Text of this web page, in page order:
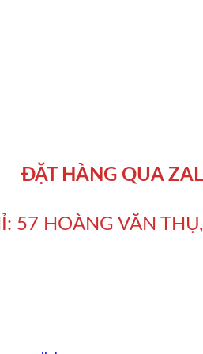
ĐẶT HÀNG QUA
57 HOÀNG VĂN